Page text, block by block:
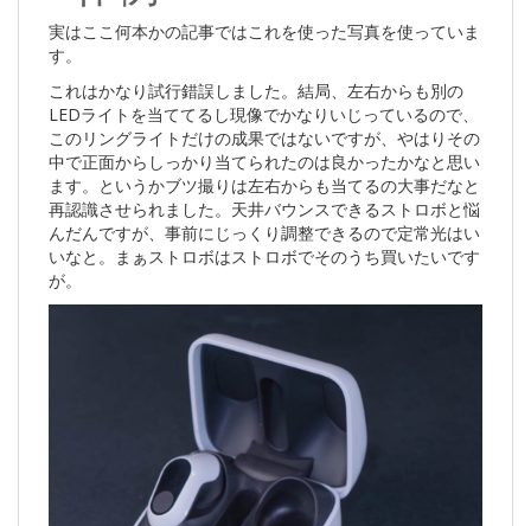
実はここ何本かの記事ではこれを使った写真を使っていま
す。
これはかなり試行錯誤しました。結局、左右からも別の
LEDライトを当ててるし現像でかなりいじっているので、
このリングライトだけの成果ではないですが、やはりその
中で正面からしっかり当てられたのは良かったかなと思い
ます。というかブツ撮りは左右からも当てるの大事だなと
再認識させられました。天井バウンスできるストロボと悩
んだんですが、事前にじっくり調整できるので定常光はい
いなと。まぁストロボはストロボでそのうち買いたいです
が。